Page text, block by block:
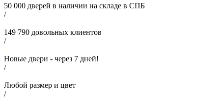
50 000 дверей в наличии на складе в СПБ
/
149 790 довольных клиентов
/
Новые двери - через 7 дней!
/
Любой размер и цвет
/